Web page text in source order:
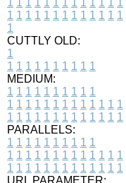
1 1 1 1 1 1 1 1 1 1 1 1 1
1
CUTTLY OLD:
1
1 1 1 1 1 1 1 1 1 1
MEDIUM:
1 1 1 1 1 1 1 1 1 1
1 1 1 1 1 1 1 1 1 1 1 1 1
1 1 1 1 1 1 1 1 1 1 1 1 1
PARALLELS:
1 1 1 1 1 1 1 1 1 1
1 1 1 1 1 1 1 1 1 1 1 1 1
1 1 1 1 1 1 1 1 1 1 1 1 1
URL PARAMETER: